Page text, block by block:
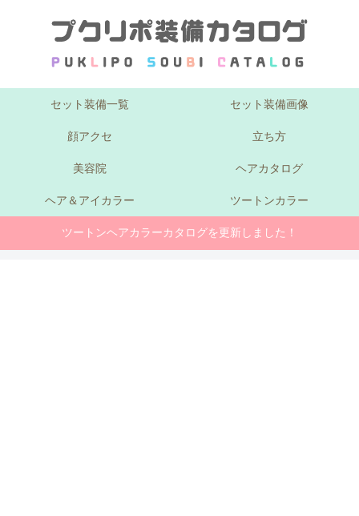
セット装備一覧 セット装備画像
顔アクセ 立ち方
美容院 ヘアカタログ
ヘア＆アイカラー ツートンカラー
ツートンヘアカラーカタログを更新しました！